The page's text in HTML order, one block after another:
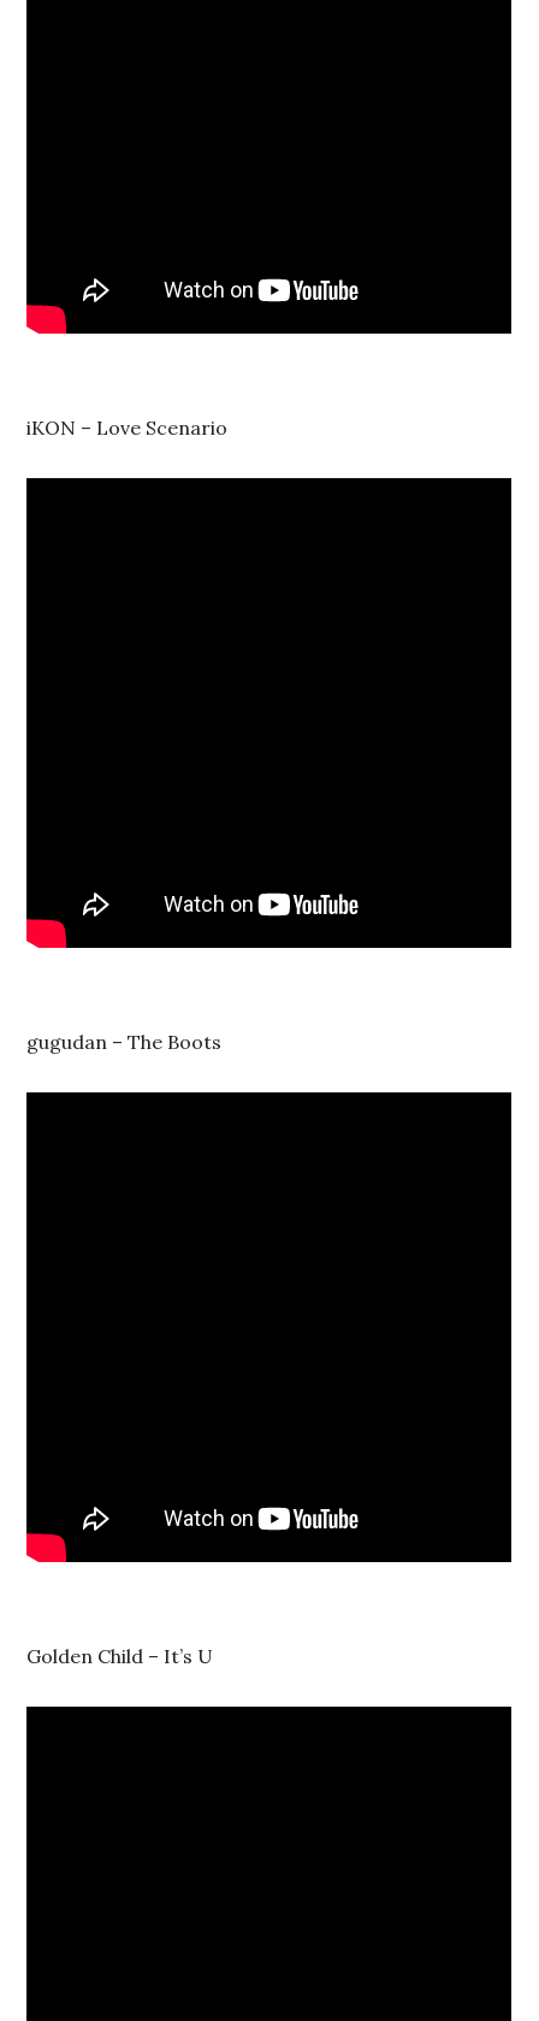
iKON – Love Scenario
gugudan – The Boots
Golden Child – It’s U